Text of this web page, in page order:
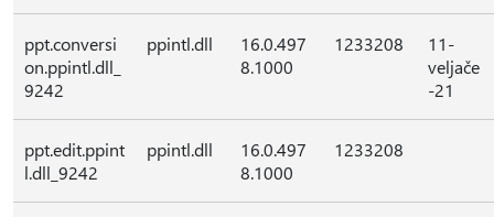
ppt.conversi
on.ppintl.dll_
9242
ppintl.dll
16.0.497
8.1000
1233208
11-
veljače
-21
ppt.edit.ppint
l.dll_9242
ppintl.dll
16.0.497
8.1000
1233208